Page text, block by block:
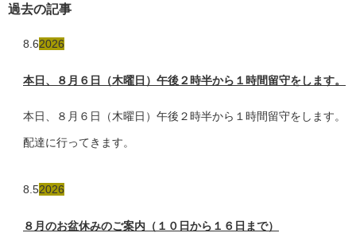
過去の記事
8.62026
本日、８月６日（木曜日）午後２時半から１時間留守をします。
本日、８月６日（木曜日）午後２時半から１時間留守をします。
配達に行ってきます。
8.52026
８月のお盆休みのご案内（１０日から１６日まで）